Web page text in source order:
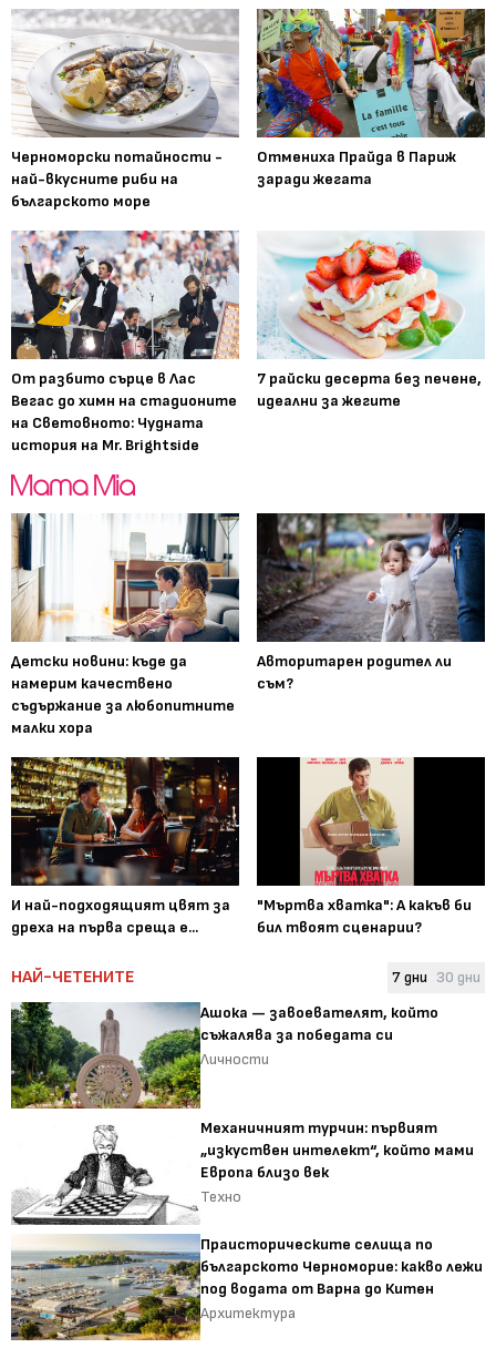
Черноморски потайности -
най-вкусните риби на
българското море
Отмениха Прайда в Париж
заради жегата
От разбито сърце в Лас
Вегас до химн на стадионите
на Световното: Чудната
история на Mr. Brightside
7 райски десерта без печене,
идеални за жегите
Детски новини: къде да
намерим качествено
съдържание за любопитните
малки хора
Авторитарен родител ли
съм?
И най-подходящият цвят за
дреха на първа среща е...
"Мъртва хватка": А какъв би
бил твоят сценарии?
НАЙ-ЧЕТЕНИТЕ 7 дни 30 дни
Ашока — завоевателят, който
съжалява за победата си
Личности
Механичният турчин: първият
„изкуствен интелект“, който мами
Европа близо век
Техно
Праисторическите селища по
българското Черноморие: какво лежи
под водата от Варна до Китен
Архитектура